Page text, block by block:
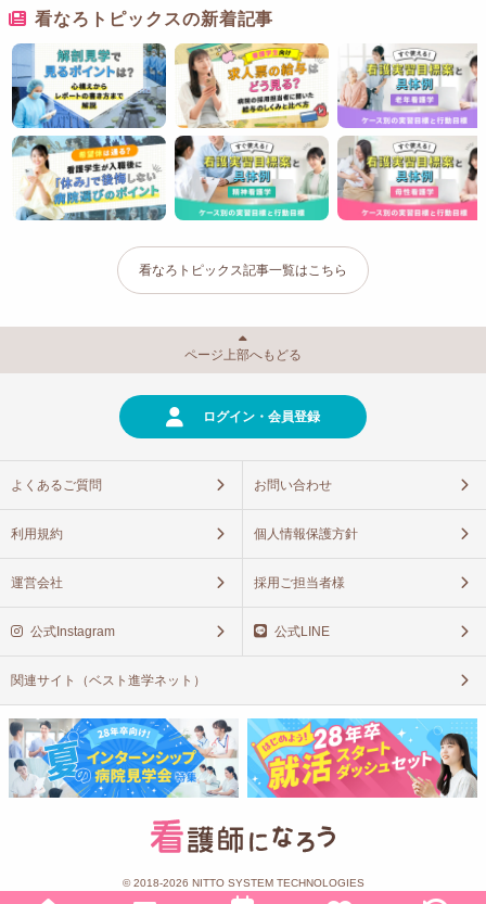
看なろトピックスの新着記事
看なろトピックス記事一覧はこちら
ページ上部へもどる
ログイン・会員登録
よくあるご質問 お問い合わせ
利用規約 個人情報保護方針
運営会社 採用ご担当者様
公式Instagram 公式LINE
関連サイト（ベスト進学ネット）
© 2018-2026 NITTO SYSTEM TECHNOLOGIES